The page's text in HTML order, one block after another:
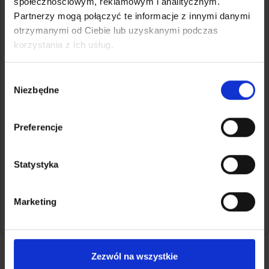
Partnerzy mogą połączyć te informacje z innymi danymi
otrzymanymi od Ciebie lub uzyskanymi podczas
korzystania z ich usług.
zgody
Niezbędne
Preferencje
Statystyka
Marketing
Zezwól na wszystkie
online — bez abonamentu i bez umowy na start.
Czy artykuł był pomocny? 7425 wyświetleń
Dopasuj ceny do swojego